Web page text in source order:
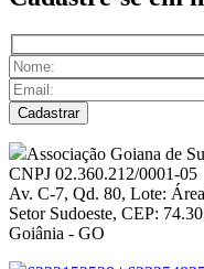
Associação Goiana de
CNPJ 02.360.212/0001-05
Av. C-7, Qd. 80, Lote:
Setor Sudoeste, CEP:
Goiânia - GO